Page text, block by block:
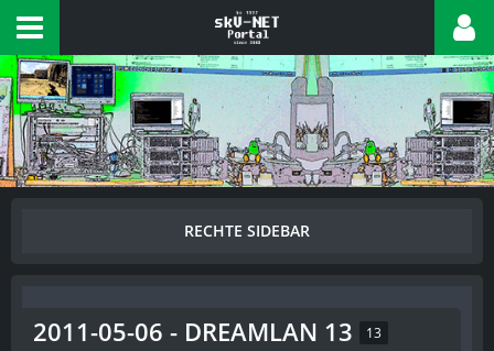
2011-05-06 - DREAMLAN 13 13